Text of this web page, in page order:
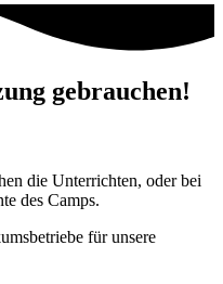
gebrauchen!
die Unterrichten, oder bei
des Camps.
für unsere